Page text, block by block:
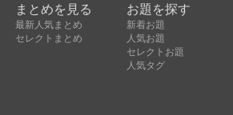
まとめを見る
最新人気まとめ
セレクトまとめ
お題を探す
新着お題
人気お題
セレクトお題
人気タグ